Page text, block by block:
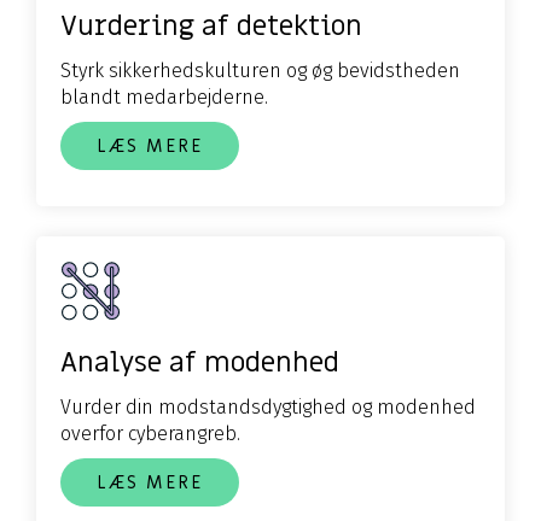
Vurdering af detektion
Styrk sikkerhedskulturen og øg bevidstheden
blandt medarbejderne.
LÆS MERE
Analyse af modenhed
Vurder din modstandsdygtighed og modenhed
overfor cyberangreb.
LÆS MERE